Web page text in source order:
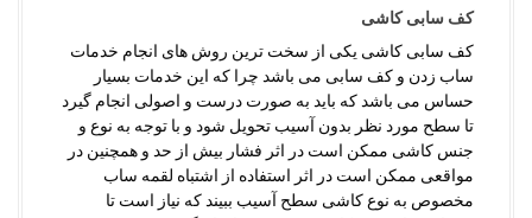
کف سابی کاشی
کف سابی کاشی یکی از سخت ترین روش های انجام خدمات
ساب زدن و کف سابی می باشد چرا که این خدمات بسیار
حساس می باشد که باید به صورت درست و اصولی انجام گیرد
تا سطح مورد نظر بدون آسیب تحویل شود و با توجه به نوع و
جنس کاشی ممکن است در اثر فشار بیش از حد و همچنین در
مواقعی ممکن است در اثر استفاده از اشتباه لقمه ساب
مخصوص به نوع کاشی سطح آسیب ببیند که نیاز است تا